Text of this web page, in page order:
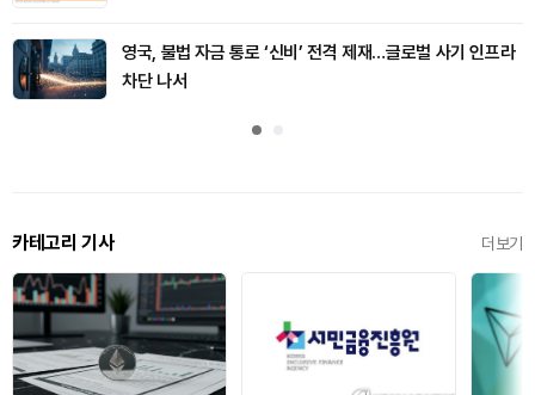
영국, 불법 자금 통로 ‘신비’ 전격 제재…글로벌 사기 인프라
차단 나서
카테고리 기사 더보기